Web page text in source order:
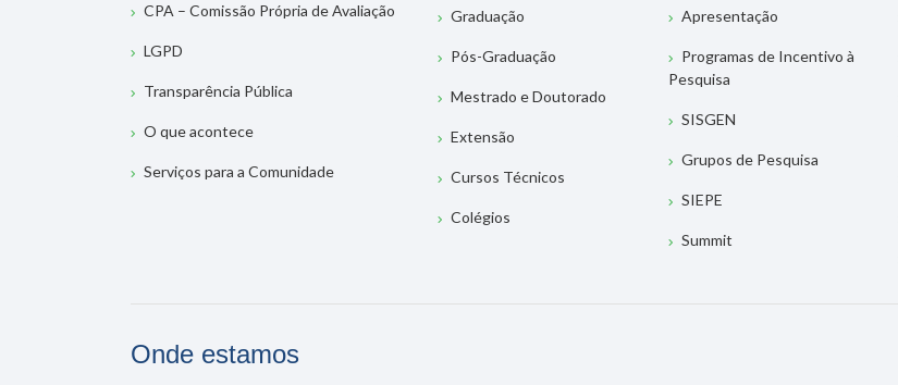
CPA – Comissão Própria de Avaliação
LGPD
Transparência Pública
O que acontece
Serviços para a Comunidade
Graduação
Pós-Graduação
Mestrado e Doutorado
Extensão
Cursos Técnicos
Colégios
Apresentação
Programas de Incentivo à
Pesquisa
SISGEN
Grupos de Pesquisa
SIEPE
Summit
Onde estamos